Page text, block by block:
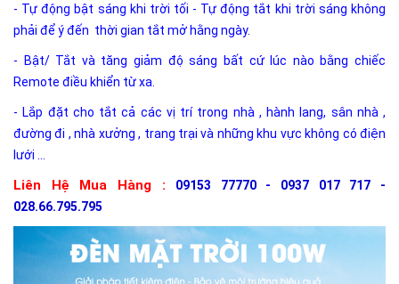
- Tự động bật sáng khi trời tối - Tự động tắt khi trời sáng không
phải để ý đến thời gian tắt mở hằng ngày.
- Bật/ Tắt và tăng giảm độ sáng bất cứ lúc nào bằng chiếc
Remote điều khiển từ xa.
- Lắp đặt cho tắt cả các vị trí trong nhà , hành lang, sân nhà ,
đường đi , nhà xưởng , trang trại và những khu vực không có điện
lưới ...
Liên Hệ Mua Hàng :
09153 77770 - 0937 017 717 -
028.66.795.795